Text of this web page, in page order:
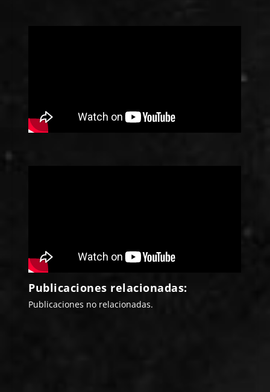
Publicaciones relacionadas:
Publicaciones no relacionadas.